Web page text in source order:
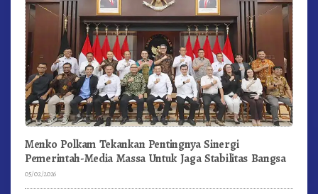
Menko Polkam Tekankan Pentingnya Sinergi
Pemerintah-Media Massa Untuk Jaga Stabilitas Bangsa
05/02/2026